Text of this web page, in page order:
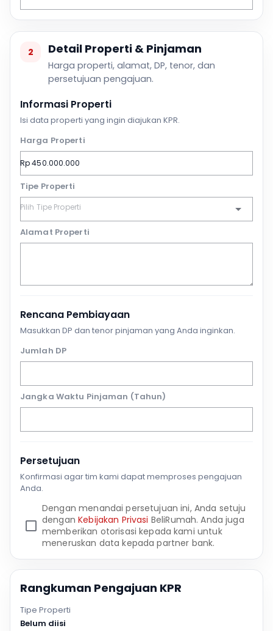
2 Detail Properti & Pinjaman
Harga properti, alamat, DP, tenor, dan
persetujuan pengajuan.
Informasi Properti
Isi data properti yang ingin diajukan KPR.
Harga Properti
Tipe Properti
Alamat Properti
Rencana Pembiayaan
Masukkan DP dan tenor pinjaman yang Anda inginkan.
Jumlah DP
Jangka Waktu Pinjaman (Tahun)
Persetujuan
Konfirmasi agar tim kami dapat memproses pengajuan
Anda.
Dengan menandai persetujuan ini, Anda setuju
denganKebijakan Privasi BeliRumah. Anda juga
memberikan otorisasi kepada kami untuk
meneruskan data kepada partner bank.
Rangkuman Pengajuan KPR
Tipe Properti
Belum diisi